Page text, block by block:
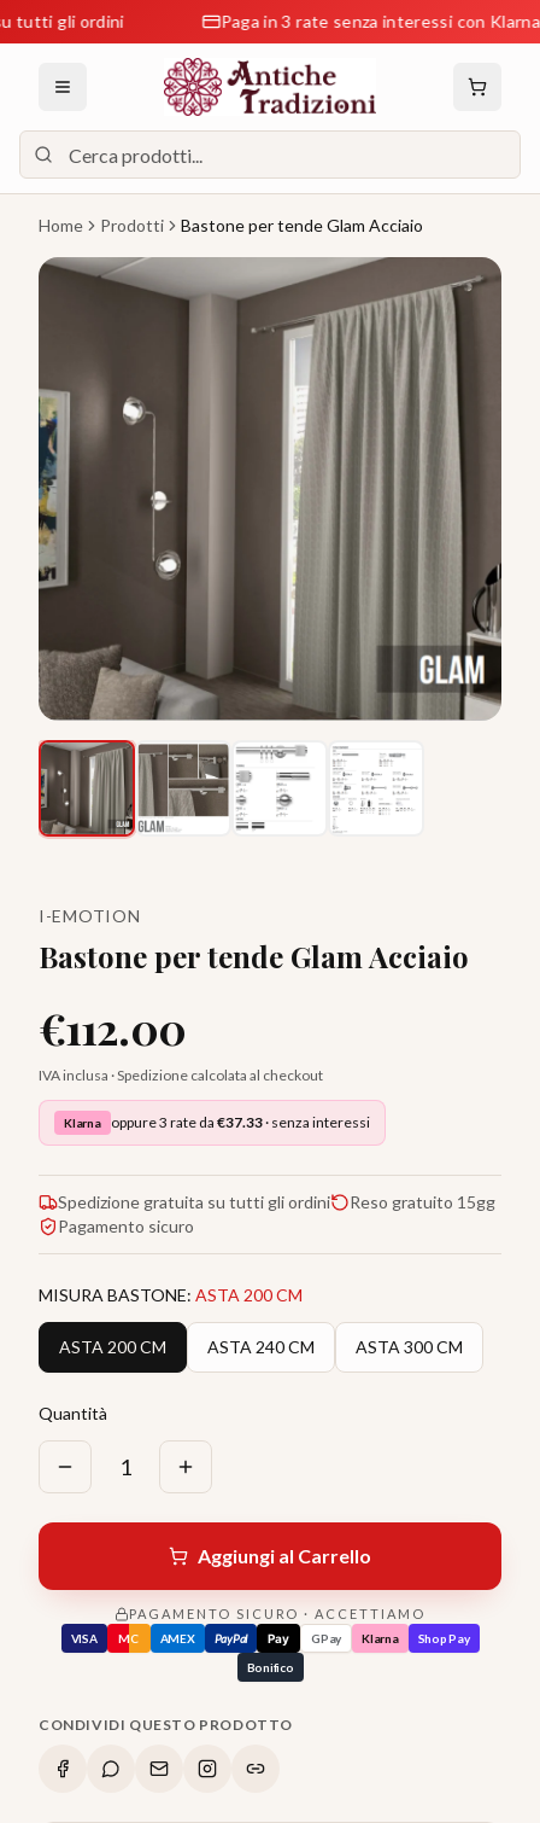
gli ordini Paga in 3 rate senza interessi con Klarna
Home Prodotti Bastone per tende Glam Acciaio
I-EMOTION
Bastone per tende Glam Acciaio
€112.00
IVA inclusa · Spedizione calcolata al checkout
Klarna oppure 3 rate da €37.33· senza interessi
Spedizione gratuita su tutti gli ordini
Reso gratuito 15gg
Pagamento sicuro
MISURA BASTONE: ASTA 200 CM
ASTA 200 CM ASTA 240 CM ASTA 300 CM
Quantità
1
Aggiungi al Carrello
PAGAMENTO SICURO · ACCETTIAMO
VISA MC AMEX PayPal Pay GPay Klarna
Shop Pay
Bonifico
CONDIVIDI QUESTO PRODOTTO